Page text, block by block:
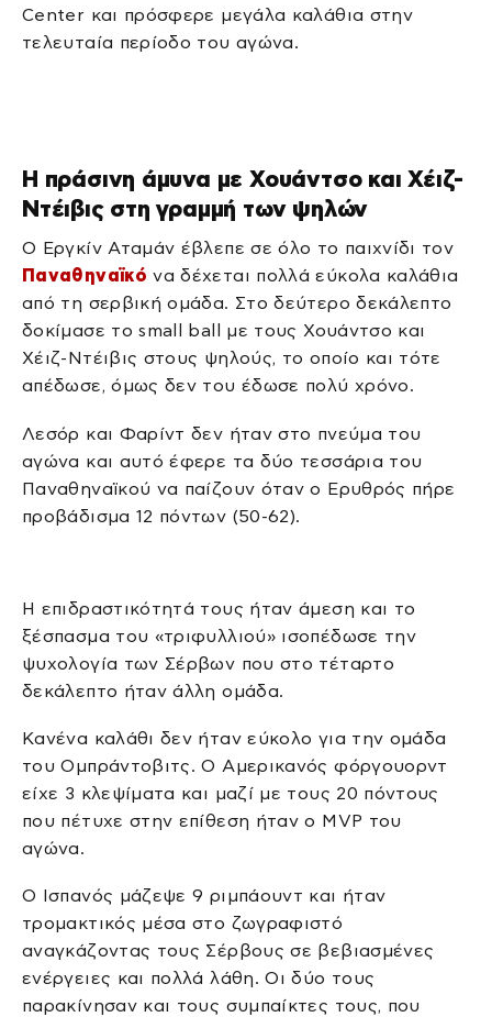
Center και πρόσφερε μεγάλα καλάθια στην
τελευταία περίοδο του αγώνα.
Η πράσινη άμυνα με Χουάντσο και Χέιζ-
Ντέιβις στη γραμμή των ψηλών
Ο Εργκίν Αταμάν έβλεπε σε όλο το παιχνίδι τον
Παναθηναϊκό να δέχεται πολλά εύκολα καλάθια
από τη σερβική ομάδα. Στο δεύτερο δεκάλεπτο
δοκίμασε το small ball με τους Χουάντσο και
Χέιζ-Ντέιβις στους ψηλούς, το οποίο και τότε
απέδωσε, όμως δεν του έδωσε πολύ χρόνο.
Λεσόρ και Φαρίντ δεν ήταν στο πνεύμα του
αγώνα και αυτό έφερε τα δύο τεσσάρια του
Παναθηναϊκού να παίζουν όταν ο Ερυθρός πήρε
προβάδισμα 12 πόντων (50-62).
Η επιδραστικότητά τους ήταν άμεση και το
ξέσπασμα του «τριφυλλιού» ισοπέδωσε την
ψυχολογία των Σέρβων που στο τέταρτο
δεκάλεπτο ήταν άλλη ομάδα.
Κανένα καλάθι δεν ήταν εύκολο για την ομάδα
του Ομπράντοβιτς. Ο Αμερικανός φόργουορντ
είχε 3 κλεψίματα και μαζί με τους 20 πόντους
που πέτυχε στην επίθεση ήταν ο MVP του
αγώνα.
Ο Ισπανός μάζεψε 9 ριμπάουντ και ήταν
τρομακτικός μέσα στο ζωγραφιστό
αναγκάζοντας τους Σέρβους σε βεβιασμένες
ενέργειες και πολλά λάθη. Οι δύο τους
παρακίνησαν και τους συμπαίκτες τους, που